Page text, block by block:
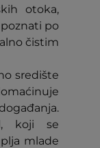
otoka,
po
čistim
središte
koji se
mlade